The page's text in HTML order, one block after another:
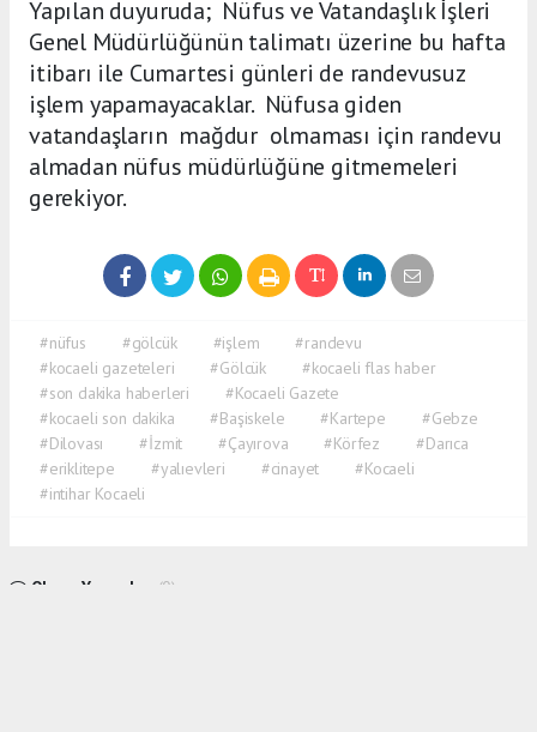
Yapılan duyuruda; Nüfus ve Vatandaşlık İşleri
Genel Müdürlüğünün talimatı üzerine bu hafta
itibarı ile Cumartesi günleri de randevusuz
işlem yapamayacaklar. Nüfusa giden
vatandaşların mağdur olmaması için randevu
almadan nüfus müdürlüğüne gitmemeleri
gerekiyor.
#nüfus #gölcük #işlem
#randevu
#kocaeli gazeteleri
#Gölcük
#kocaeli flas haber
#son dakika haberleri
#Kocaeli Gazete
#kocaeli son dakika
#Başiskele #Kartepe
#Gebze
#Dilovası
#İzmit #Çayırova #Körfez
#Darıca
#eriklitepe
#yalıevleri #cinayet
#Kocaeli
#intihar Kocaeli
Okuyu Yorumları (0)